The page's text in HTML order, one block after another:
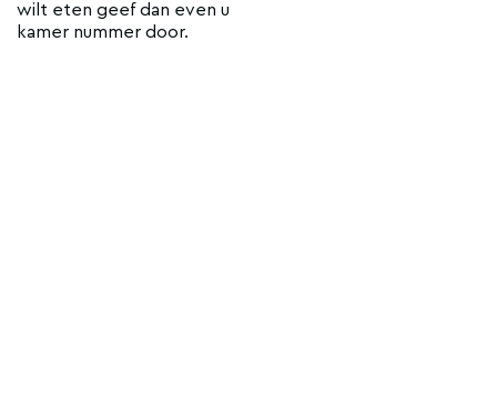
wilt eten geef dan even u
kamer nummer door.